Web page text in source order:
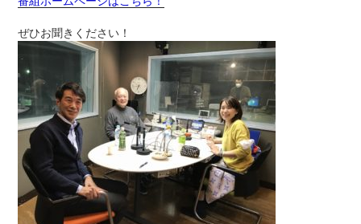
ぜひお聞きください！